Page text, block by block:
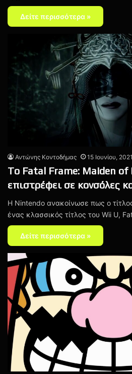
Δείτε περισσότερα »
Αντώνης Κοντοδήμας 15 Ιουνίου, 2021
To Fatal Frame: Maiden
επιστρέφει σε κονσόλες
H Nintendo ανακοίνωσε πως ο
ένας κλασσικός τίτλος του Wii U,
Δείτε περισσότερα »